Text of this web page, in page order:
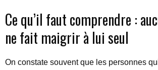
Ce qu’il faut comprendre :
ne fait maigrir à lui seul
On constate souvent que les personnes